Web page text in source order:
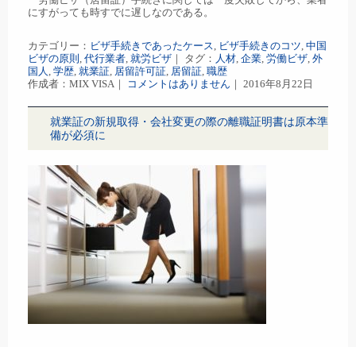
にすがっても時すでに遅しなのである。
カテゴリー： ビザ手続きであったケース, ビザ手続きのコツ, 中国
ビザの原則 , 代行業者, 就労ビザ ｜ タグ： 人材, 企業, 労働ビザ, 外
国人 , 学歴, 就業証, 居留許可証, 居留証, 職歴
作成者：MIX VISA｜
コメントはありません ｜ 2016年8月22日
就業証の新規取得・会社変更の際の離職証明書は原本準
備が必須に